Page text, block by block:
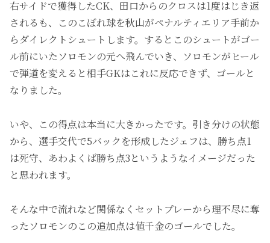
右サイドで獲得したCK、田口からのクロスは1度はじき返
されるも、このこぼれ球を秋山がペナルティエリア手前か
らダイレクトシュートします。するとこのシュートがゴー
ル前にいたソロモンの元へ飛んでいき、ソロモンがヒール
で弾道を変えると相手GKはこれに反応できず、ゴールと
なりました。
いや、この得点は本当に大きかったです。引き分けの状態
から、選手交代で5バックを形成したジェフは、勝ち点1
は死守、あわよくば勝ち点3というようなイメージだった
と思われます。
そんな中で流れなど関係なくセットプレーから理不尽に奪
ったソロモンのこの追加点は値千金のゴールでした。